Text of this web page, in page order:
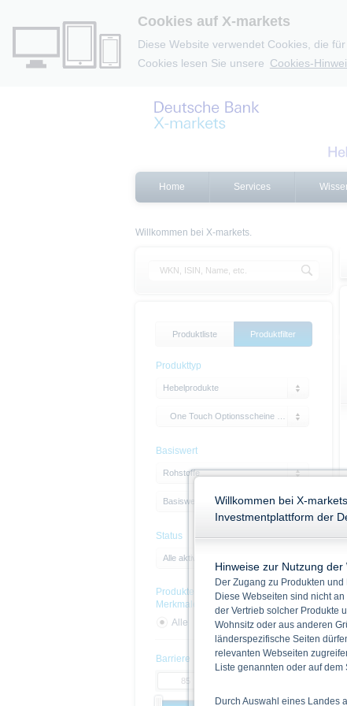
Cookies auf X-markets
Diese Website verwendet Cookies, die
Cookies lesen Sie unsere Cookies-
Home Services
Willkommen bei X-markets.
Produktliste Produktfilter
Produkttyp
Hebelprodukte
Basiswert
Rohstoffe
Basiswert
Status
Alle aktiven Produkte
Produkte mit Nachhaltigskeits-
Merkmalen
Alle
Ja Nein
Barriere
Willkommen bei X-
Investmentplattform der
Hinweise zur Nutzung der
Der Zugang zu Produkten
Diese Webseiten sind nicht
der Vertrieb solcher Produkte
Wohnsitz oder aus anderen
länderspezifische Seiten
relevanten Webseiten
Liste genannten oder auf
Durch Auswahl eines Landes